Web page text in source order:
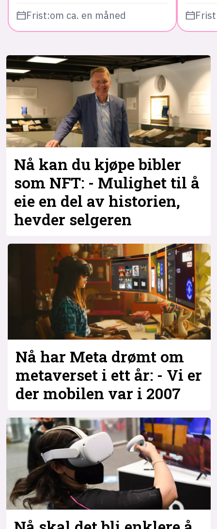
Frist:om ca. en måned
Nå kan du kjøpe bibler
som NFT: - Mulighet til å
eie en del av historien,
hevder selgeren
Nå har Meta drømt om
metaverset i ett år: - Vi er
der mobilen var i 2007